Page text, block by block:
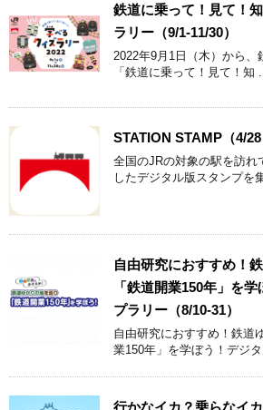
鉄道に乗って！見て！
ラリー（9/1-11/30）
2022年9月1日（木）から、
「鉄道に乗って！見て！知
STATION STAMP（4/28
全国のJRの対象の駅を訪れ
したデジタル版スタンプを
自由研究におすすめ！
「鉄道開業150年」を
プラリー（8/10-31）
自由研究におすすめ！鉄道
業150年」を学ぼう！デジ